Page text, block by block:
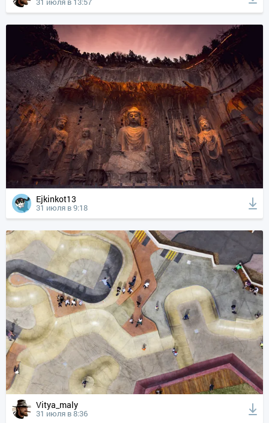
Ejkinkot13
31 июля в 9:18
Vitya_maly
31 июля в 8:36